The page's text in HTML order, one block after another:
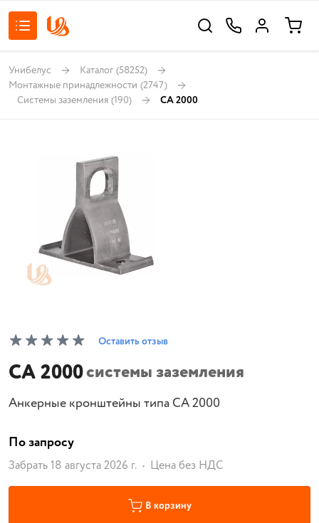
Унибелус Каталог (58252)
Монтажные принадлежности (2747)
Системы заземления (190) CA 2000
Оставить отзыв
CA 2000системы заземления
Анкерные кронштейны типа CA 2000
По запросу
Забрать 18 августа 2026 г. Цена без НДС
В корзину